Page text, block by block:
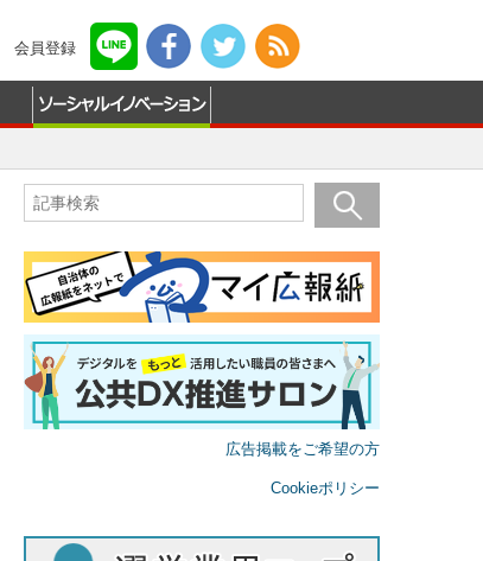
会員登録
広告掲載をご希望の方
Cookieポリシー